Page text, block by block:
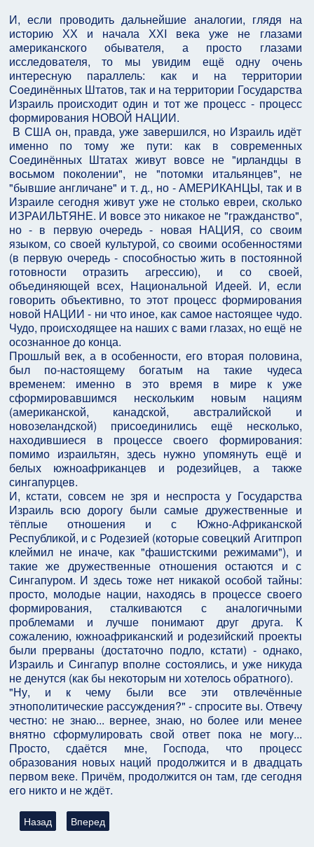
И, если проводить дальнейшие аналогии, глядя на
историю ХХ и начала ХХI века уже не глазами
американского обывателя, а просто глазами
исследователя, то мы увидим ещё одну очень
интересную параллель: как и на территории
Соединённых Штатов, так и на территории Государства
Израиль происходит один и тот же процесс - процесс
формирования НОВОЙ НАЦИИ.
В США он, правда, уже завершился, но Израиль идёт
именно по тому же пути: как в современных
Соединённых Штатах живут вовсе не "ирландцы в
восьмом поколении", не "потомки итальянцев", не
"бывшие англичане" и т. д., но - АМЕРИКАНЦЫ, так и в
Израиле сегодня живут уже не столько евреи, сколько
ИЗРАИЛЬТЯНЕ. И вовсе это никакое не "гражданство",
но - в первую очередь - новая НАЦИЯ, со своим
языком, со своей культурой, со своими особенностями
(в первую очередь - способностью жить в постоянной
готовности отразить агрессию), и со своей,
объединяющей всех, Национальной Идеей. И, если
говорить объективно, то этот процесс формирования
новой НАЦИИ - ни что иное, как самое настоящее чудо.
Чудо, происходящее на наших с вами глазах, но ещё не
осознанное до конца.
Прошлый век, а в особенности, его вторая половина,
был по-настоящему богатым на такие чудеса
временем: именно в это время в мире к уже
сформировавшимся нескольким новым нациям
(американской, канадской, австралийской и
новозеландской) присоединились ещё несколько,
находившиеся в процессе своего формирования:
помимо израильтян, здесь нужно упомянуть ещё и
белых южноафриканцев и родезийцев, а также
сингапурцев.
И, кстати, совсем не зря и неспроста у Государства
Израиль всю дорогу были самые дружественные и
тёплые отношения и с Южно-Африканской
Республикой, и с Родезией (которые совецкий Агитпроп
клеймил не иначе, как "фашистскими режимами"), и
такие же дружественные отношения остаются и с
Сингапуром. И здесь тоже нет никакой особой тайны:
просто, молодые нации, находясь в процессе своего
формирования, сталкиваются с аналогичными
проблемами и лучше понимают друг друга. К
сожалению, южноафриканский и родезийский проекты
были прерваны (достаточно подло, кстати) - однако,
Израиль и Сингапур вполне состоялись, и уже никуда
не денутся (как бы некоторым ни хотелось обратного).
"Ну, и к чему были все эти отвлечённые
этнополитические рассуждения?" - спросите вы. Отвечу
честно: не знаю... вернее, знаю, но более или менее
внятно сформулировать свой ответ пока не могу...
Просто, сдаётся мне, Господа, что процесс
образования новых наций продолжится и в двадцать
первом веке. Причём, продолжится он там, где сегодня
его никто и не ждёт.
Предыдущий: О мужестве солдат-евреев в мировых войнах
Назад Следующий: Арабское восстание (1936—1939).Как
Вперед